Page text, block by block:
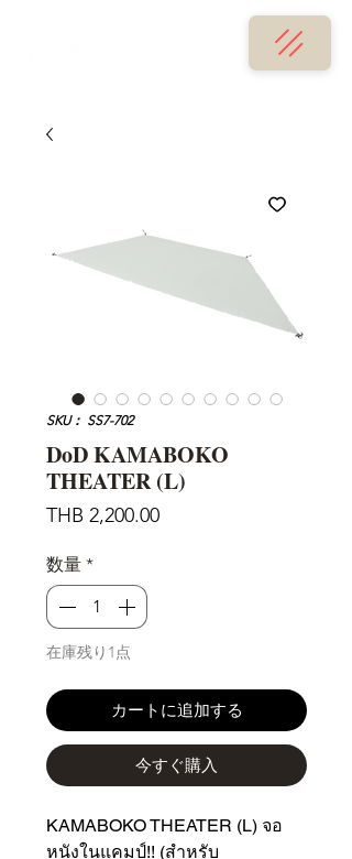
SKU： SS7-702
DoD KAMABOKO
THEATER (L)
THB 2,200.00価
数量 *
在庫残り1点
カートに追加する
今すぐ購入
KAMABOKO THEATER (L) จอ
หนังในแคมป์!! (สำหรับ